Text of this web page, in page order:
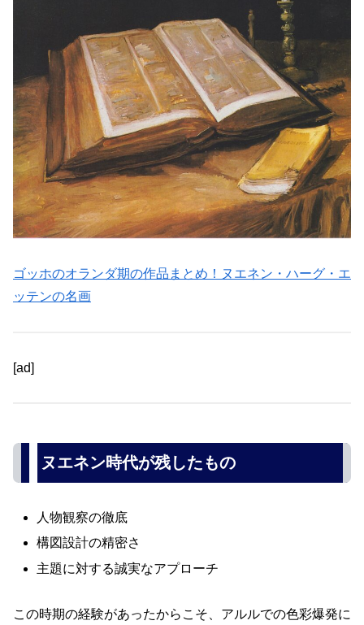
ゴッホのオランダ期の作品まとめ！ヌエネン・ハーグ・エ
ッテンの名画
[ad]
ヌエネン時代が残したもの
人物観察の徹底
構図設計の精密さ
主題に対する誠実なアプローチ
この時期の経験があったからこそ、アルルでの色彩爆発に